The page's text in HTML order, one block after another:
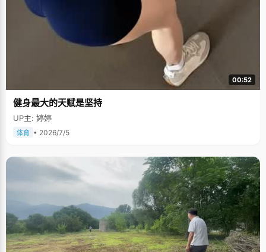
00:52
健身最大的天赋是坚持
UP主: 婷婷
体育 • 2026/7/5